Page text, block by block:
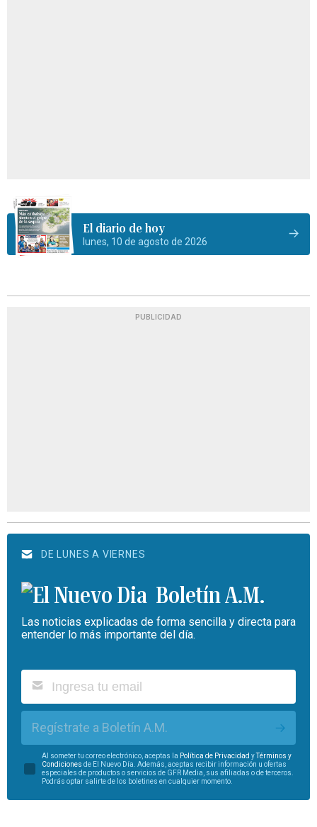
El diario de hoy
lunes, 10 de agosto de 2026
PUBLICIDAD
DE LUNES A VIERNES
Boletín A.M.
Las noticias explicadas de forma sencilla y directa para
entender lo más importante del día.
Regístrate a Boletín A.M.
Al someter tu correo electrónico, aceptas la Política de Privacidad y
Términos y
Condiciones de El Nuevo Día. Además, aceptas recibir información u ofertas
especiales de productos o servicios de GFR Media, sus afiliadas o de terceros.
Podrás optar salirte de los boletines en cualquier momento.